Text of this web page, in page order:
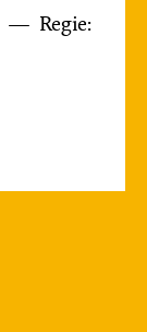
Regie: